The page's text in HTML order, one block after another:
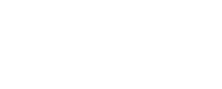
Ngành sản xuất bột gỗ thành phần
giúp sản phẩm tạo ra chất lượng tốt
sản phẩm có trọng lượng nặng hơn
không hoàn hảo, bề mặt sản phẩm